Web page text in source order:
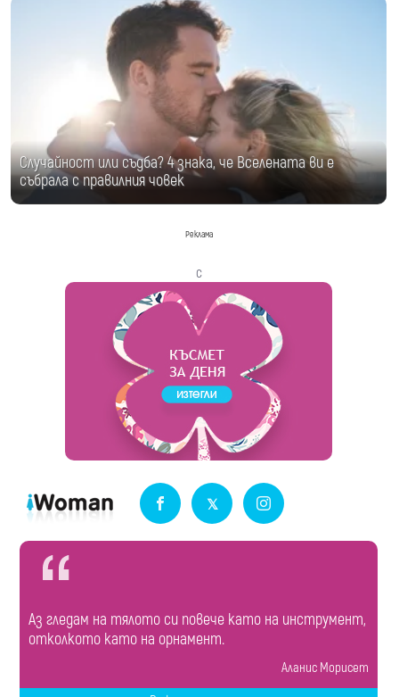
Случайност или съдба? 4 знака, че Вселената ви е
събрала с правилния човек
Реклама
с
Аз гледам на тялото си повече като на инструмент,
отколкото като на орнамент.
Аланис Морисет